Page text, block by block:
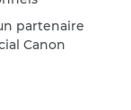
partenaire
Canon